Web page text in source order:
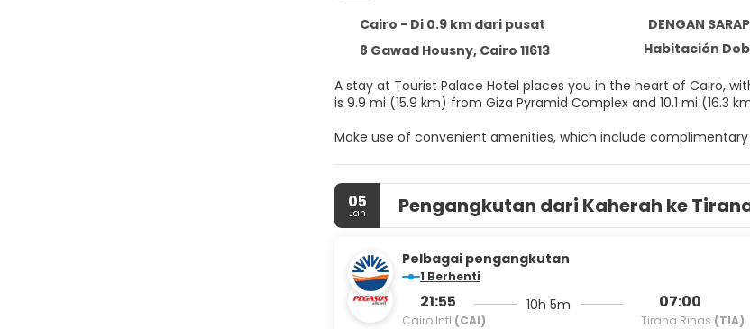
Cairo - Di 0.9 km dari pusat
DENGAN
8 Gawad Housny, Cairo 11613
Habitación
A stay at Tourist Palace Hotel places you in the heart of Cairo, within
is 9.9 mi (15.9 km) from Giza Pyramid Complex and 10.1 mi (16.3
Make use of convenient amenities, which include
bed comes with Egyptian cotton sheets. Complimentary
include safes and day beds, and housekeeping is provided daily.
Featured amenities include dry cleaning/laundry services, a 24-
05
Jan Pengangkutan dari Kaherah ke
Pelbagai pengangkutan
1 Berhenti
21:55
Cairo Intl (CAI)
10h 5m 07:00
Tirana Rinas (TIA)